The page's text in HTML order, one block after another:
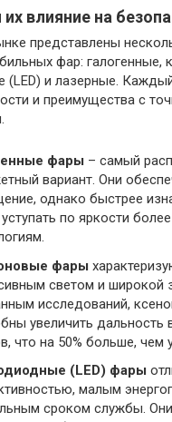
влияние на
представлены
фар: галогенные,
(LED) и лазерные.
и преимущества с
фары – самый
вариант. Они
однако быстрее
по яркости
фары
светом и широкой
исследований,
увеличить дальность
что на 50% больше, чем
(LED) фары
малым
сроком службы.